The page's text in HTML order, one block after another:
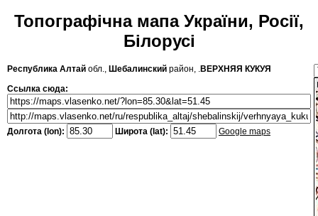
Топографічна мапа України, Росії,
Білорусі
Республика Алтай обл., Шебалинский район, .ВЕРХНЯЯ КУКУЯ
Ссылка сюда:
Долгота (lon): Широта (lat): Google maps